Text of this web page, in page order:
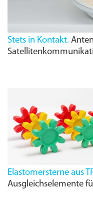
Stets in Kontakt.
Elastomersterne aus
Ausgleichselemente